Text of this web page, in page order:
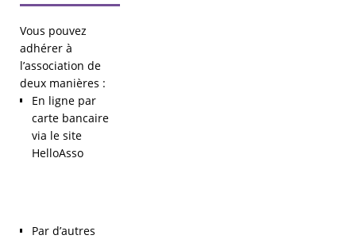
Vous pouvez
adhérer à
l’association de
deux manières :
En ligne par
carte bancaire
via le site
HelloAsso
Par d’autres